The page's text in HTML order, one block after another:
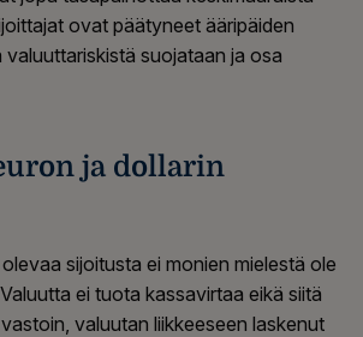
ovat päätyneet ääripäiden
suojataan ja osa
ja dollarin
sijoitusta ei monien mielestä ole
ei tuota kassavirtaa eikä siitä
valuutan liikkeeseen laskenut